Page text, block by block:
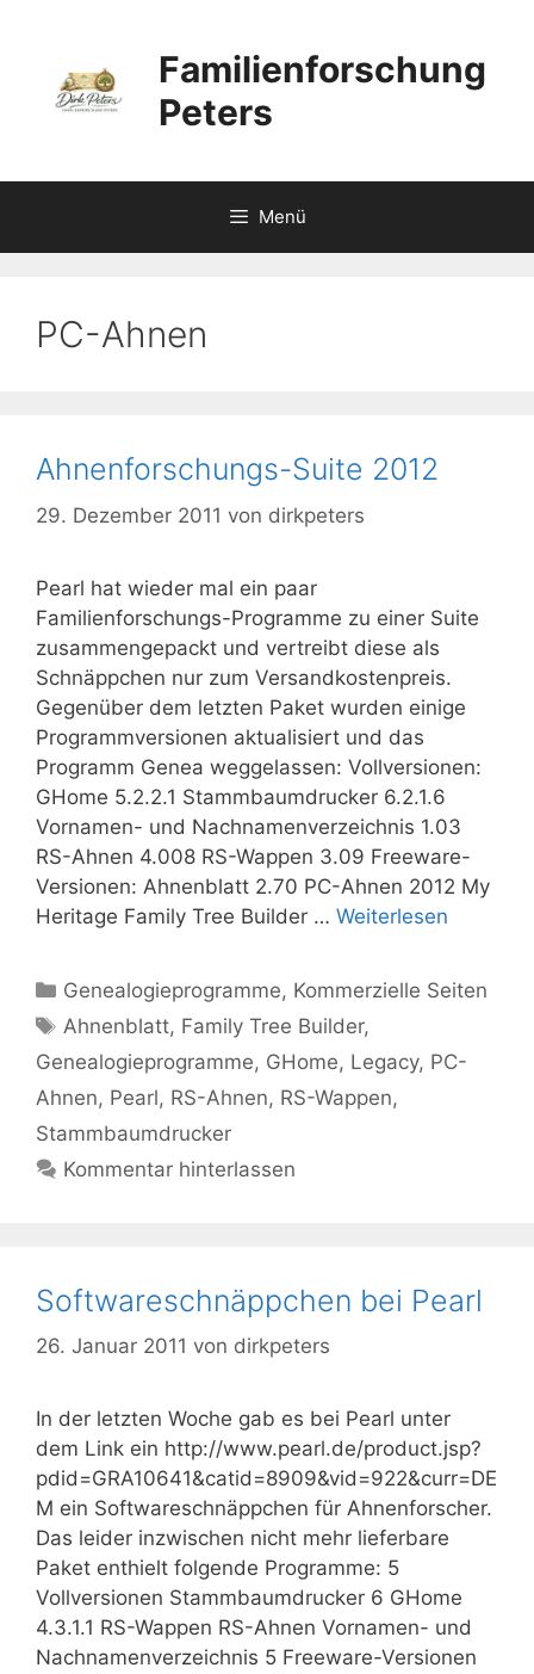
springen
Familienforschung
Peters
Menü
PC-Ahnen
Ahnenforschungs-Suite 2012
29. Dezember 2011 von dirkpeters
Pearl hat wieder mal ein paar
Familienforschungs-Programme zu einer Suite
zusammengepackt und vertreibt diese als
Schnäppchen nur zum Versandkostenpreis.
Gegenüber dem letzten Paket wurden einige
Programmversionen aktualisiert und das
Programm Genea weggelassen: Vollversionen:
GHome 5.2.2.1 Stammbaumdrucker 6.2.1.6
Vornamen- und Nachnamenverzeichnis 1.03
RS-Ahnen 4.008 RS-Wappen 3.09 Freeware-
Versionen: Ahnenblatt 2.70 PC-Ahnen 2012 My
Heritage Family Tree Builder … Weiterlesen
Kategorien
Genealogieprogramme, Kommerzielle Seiten
Schlagwörter
Ahnenblatt, Family Tree Builder,
Genealogieprogramme, GHome, Legacy, PC-
Ahnen, Pearl, RS-Ahnen, RS-Wappen,
Stammbaumdrucker
Kommentar hinterlassen
Softwareschnäppchen bei Pearl
26. Januar 2011 von dirkpeters
In der letzten Woche gab es bei Pearl unter
dem Link ein http://www.pearl.de/product.jsp?
pdid=GRA10641&catid=8909&vid=922&curr=DE
M ein Softwareschnäppchen für Ahnenforscher.
Das leider inzwischen nicht mehr lieferbare
Paket enthielt folgende Programme: 5
Vollversionen Stammbaumdrucker 6 GHome
4.3.1.1 RS-Wappen RS-Ahnen Vornamen- und
Nachnamenverzeichnis 5 Freeware-Versionen